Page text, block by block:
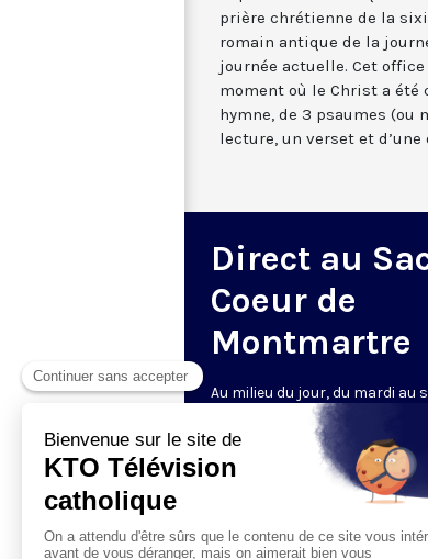
prière chrétienne de la
romain antique de la
journée actuelle. Cet
moment où le Christ a été
hymne, de 3 psaumes (ou
lecture, un verset et d’une
Direct au
Coeur de
Montmartre
Au milieu du jour, du mardi au
diffuse l’office de Sexte des
Sacré-Coeur de Montmartre,
basilique
. Comme son nom
est la prière chrétienne de la
du jour, selon le découpage
de la journée - ce qui
notre journée actuelle. Cet